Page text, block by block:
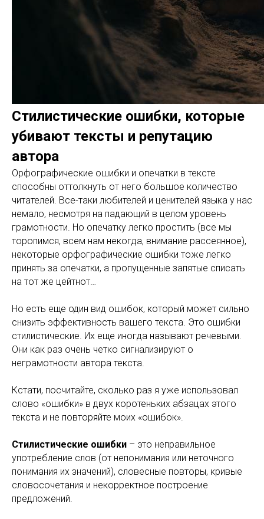
Стилистические ошибки, которые
убивают тексты и репутацию
автора
Орфографические ошибки и опечатки в тексте
способны оттолкнуть от него большое количество
читателей. Все-таки любителей и ценителей языка у нас
немало, несмотря на падающий в целом уровень
грамотности. Но опечатку легко простить (все мы
торопимся, всем нам некогда, внимание рассеянное),
некоторые орфографические ошибки тоже легко
принять за опечатки, а пропущенные запятые списать
на тот же цейтнот…
Но есть еще один вид ошибок, который может сильно
снизить эффективность вашего текста. Это ошибки
стилистические. Их еще иногда называют речевыми.
Они как раз очень четко сигнализируют о
неграмотности автора текста.
Кстати, посчитайте, сколько раз я уже использовал
слово «ошибки» в двух коротеньких абзацах этого
текста и не повторяйте моих «ошибок».
Стилистические ошибки – это неправильное
употребление слов (от непонимания или неточного
понимания их значений), словесные повторы, кривые
словосочетания и некорректное построение
предложений.